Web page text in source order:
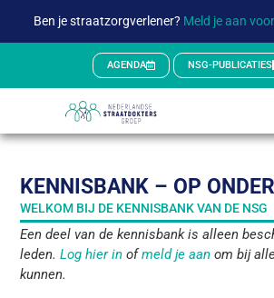
Ben je straatzorgverlener? Meld je aan
AGENDA NSG-PUBLICATIES
KENNISBANK – OP
WELKOM BIJ DE KENNISBANK VAN DE NSG
Een deel van de kennisbank is alleen
leden.Log hier in ofmeld je aan om bij
kunnen.